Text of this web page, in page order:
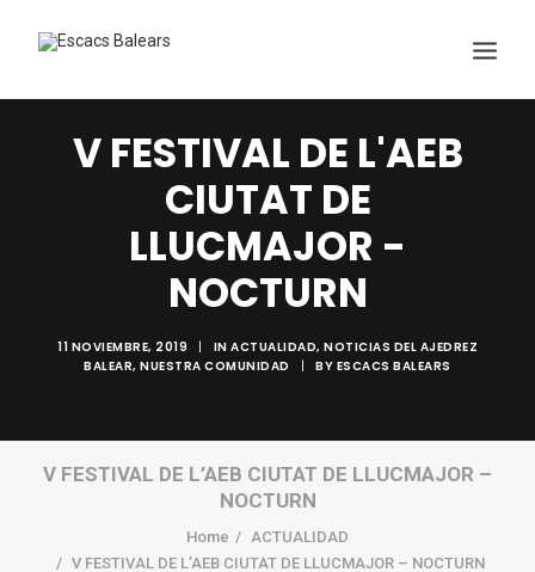
Search
V FESTIVAL DE L'AEB
CIUTAT DE
LLUCMAJOR -
NOCTURN
11 NOVIEMBRE, 2019 | IN ACTUALIDAD, NOTICIAS DEL AJEDREZ
BALEAR,NUESTRA COMUNIDAD | BY ESCACS BALEARS
V FESTIVAL DE L’AEB CIUTAT DE LLUCMAJOR –
NOCTURN
Home
ACTUALIDAD
V FESTIVAL DE L’AEB CIUTAT DE LLUCMAJOR – NOCTURN